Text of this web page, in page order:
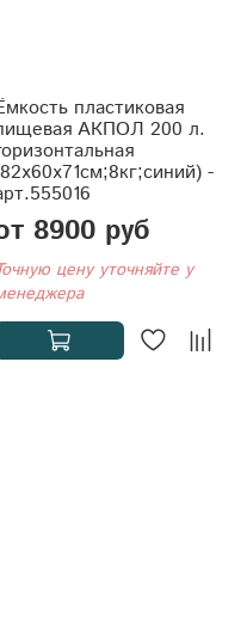
пластиковая
АКПОЛ 200 л.
-
8900 руб
цену уточняйте у